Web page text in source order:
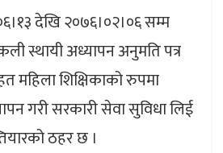
देखि २०७६।०२।०६ सम्म
स्थायी अध्यापन अनुमति पत्र
महिला शिक्षिकाको रुपमा
गरी सरकारी सेवा सुविधा लिई
ठहर छ ।